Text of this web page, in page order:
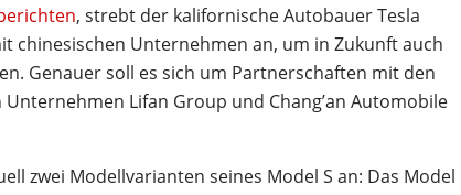
, strebt der kalifornische Autobauer Tesla
chinesischen Unternehmen an, um in Zukunft auch
Genauer soll es sich um Partnerschaften mit den
Lifan Group und Chang’an Automobile
zwei Modellvarianten seines Model S an: Das Model